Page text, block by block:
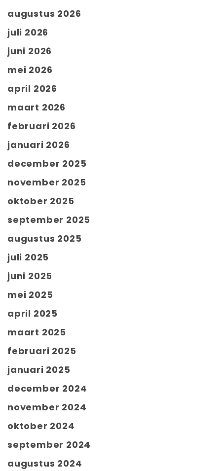
augustus 2026
juli 2026
juni 2026
mei 2026
april 2026
maart 2026
februari 2026
januari 2026
december 2025
november 2025
oktober 2025
september 2025
augustus 2025
juli 2025
juni 2025
mei 2025
april 2025
maart 2025
februari 2025
januari 2025
december 2024
november 2024
oktober 2024
september 2024
augustus 2024